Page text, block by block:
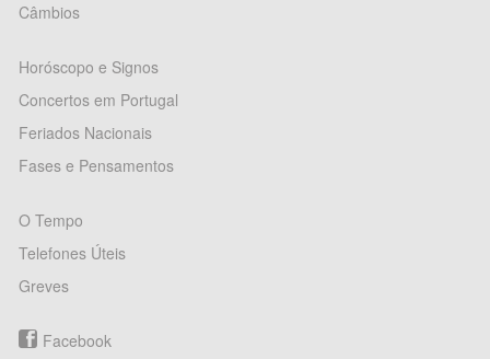
Câmbios
Horóscopo e Signos
Concertos em Portugal
Feriados Nacionais
Fases e Pensamentos
O Tempo
Telefones Úteis
Greves
Facebook